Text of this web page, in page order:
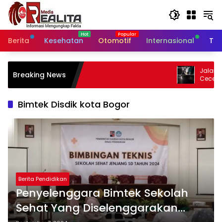
Langsung
konten
Berita
Kesehatan Otomotif Internasional
Breaking News
Jalan Nasional Paterongan Licin
Ceceran Air Garam, Warga Soroti
Lambatnya Penanganan
Bimtek Disdik kota Bogor
Berita Pendidikan
Penyelenggara Bimtek Sekolah
Sehat Yang Diselenggarakan